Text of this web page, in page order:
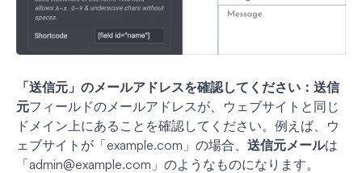
「送信元」のメールアドレスを確認してください： 送信
元フィールドのメールアドレスが、ウェブサイトと同じ
ドメイン上にあることを確認してください。例えば、ウ
ェブサイトが「example.com」の場合、 送信元メールは
「admin@example.com 」のようなものになります。